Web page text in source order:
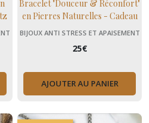
Bracelet "Douceur & Réconfort"
en Pierres Naturelles - Cadeau
Bien-être Femme Fibromyalgie
BIJOUX ANTI STRESS ET APAISEMENT
25€
AJOUTER AU PANIER